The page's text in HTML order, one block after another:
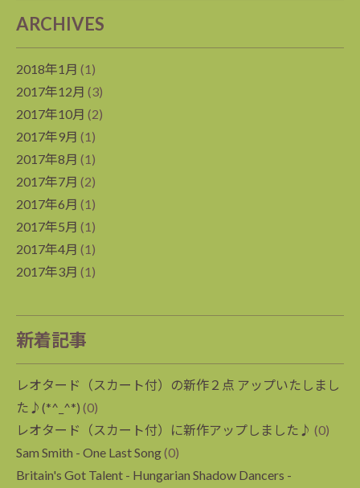
ARCHIVES
2018年1月 (1)
2017年12月 (3)
2017年10月 (2)
2017年9月 (1)
2017年8月 (1)
2017年7月 (2)
2017年6月 (1)
2017年5月 (1)
2017年4月 (1)
2017年3月 (1)
新着記事
レオタード（スカート付）の新作２点 アップいたしまし
た♪(*^_^*) (0)
レオタード（スカート付）に新作アップしました♪ (0)
Sam Smith - One Last Song(0)
Britain's Got Talent - Hungarian Shadow Dancers -